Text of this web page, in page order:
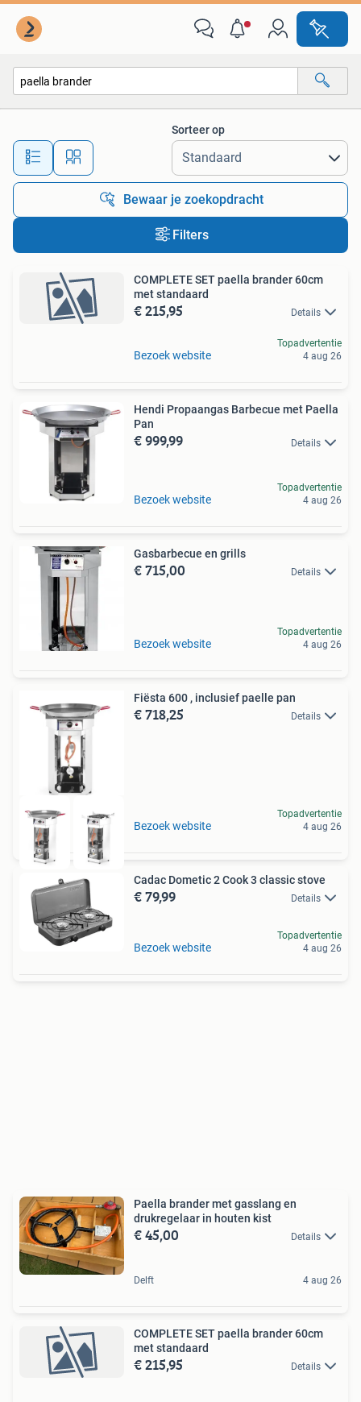
Alle afstanden…
Sorteer op
Bewaar je zoekopdracht
Filters
COMPLETE SET paella brander 60cm
met standaard
€ 215,95 Details
Bezoek website
Topadvertentie
4 aug 26
Hendi Propaangas Barbecue met Paella
Pan
€ 999,99 Details
Bezoek website
Topadvertentie
4 aug 26
Gasbarbecue en grills
€ 715,00 Details
Bezoek website
Topadvertentie
4 aug 26
Fiësta 600 , inclusief paelle pan
€ 718,25 Details
Bezoek website
Topadvertentie
4 aug 26
Cadac Dometic 2 Cook 3 classic stove
€ 79,99 Details
Bezoek website
Topadvertentie
4 aug 26
Paella brander met gasslang en
drukregelaar in houten kist
€ 45,00 Details
Delft 4 aug 26
COMPLETE SET paella brander 60cm
met standaard
€ 215,95 Details